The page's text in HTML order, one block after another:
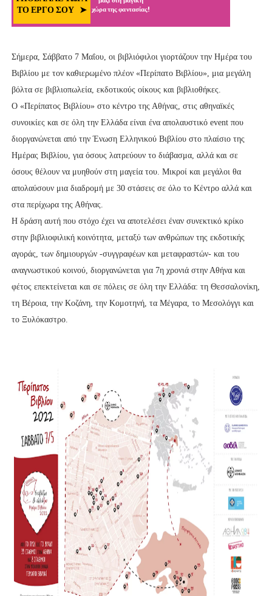
Σήμερα, Σάββατο 7 Μαΐου, οι βιβλιόφιλοι γιορτάζουν την Ημέρα του
Βιβλίου με τον καθιερωμένο πλέον «Περίπατο Βιβλίου», μια μεγάλη
βόλτα σε βιβλιοπωλεία, εκδοτικούς οίκους και βιβλιοθήκες.
Ο «Περίπατος Βιβλίου» στο κέντρο της Αθήνας, στις αθηναϊκές
συνοικίες και σε όλη την Ελλάδα είναι ένα απολαυστικό event που
διοργανώνεται από την Ένωση Ελληνικού Βιβλίου στο πλαίσιο της
Ημέρας Βιβλίου, για όσους λατρεύουν το διάβασμα, αλλά και σε
όσους θέλουν να μυηθούν στη μαγεία του. Μικροί και μεγάλοι θα
απολαύσουν μια διαδρομή με 30 στάσεις σε όλο το Κέντρο αλλά και
στα περίχωρα της Αθήνας.
Η δράση αυτή που στόχο έχει να αποτελέσει έναν συνεκτικό κρίκο
στην βιβλιοφιλική κοινότητα, μεταξύ των ανθρώπων της εκδοτικής
αγοράς, των δημιουργών -συγγραφέων και μεταφραστών- και του
αναγνωστικού κοινού, διοργανώνεται για 7η χρονιά στην Αθήνα και
φέτος επεκτείνεται και σε πόλεις σε όλη την Ελλάδα: τη Θεσσαλονίκη,
τη Βέροια, την Κοζάνη, την Κομοτηνή, τα Μέγαρα, το Μεσολόγγι και
το Ξυλόκαστρο.